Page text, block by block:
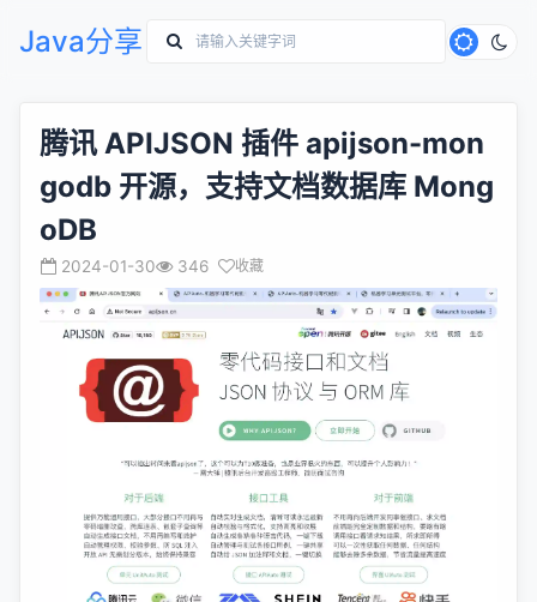
Java分享
腾讯 APIJSON 插件 apijson-mon
godb 开源，支持文档数据库 Mong
oDB
2024-01-30 346 收藏